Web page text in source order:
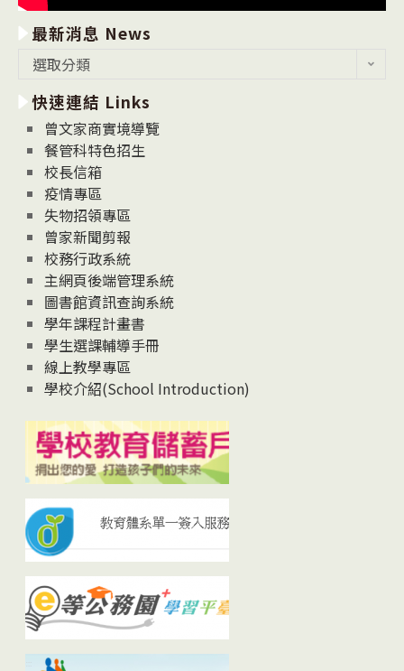
最新消息 News
消
息
News
選取分類
快速連結 Links
曾文家商實境導覽
餐管科特色招生
校長信箱
疫情專區
失物招領專區
曾家新聞剪報
校務行政系統
主網頁後端管理系統
圖書館資訊查詢系統
學年課程計畫書
學生選課輔導手冊
線上教學專區
學校介紹(School Introduction)